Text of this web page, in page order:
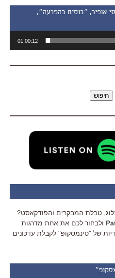
פרסי אופיר, ״בוסית בהפרעה״,
01:00:12
חיפוש
טבלת המבקרים והפודקאסט?
ולבחור לכם את אחת מדרגות
של "סינמסקופ" לקבלת עדכונים